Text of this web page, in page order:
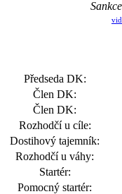
Předseda DK:
Člen DK:
Člen DK:
Rozhodčí u cíle:
Dostihový tajemník:
Rozhodčí u váhy:
Startér:
Pomocný startér: